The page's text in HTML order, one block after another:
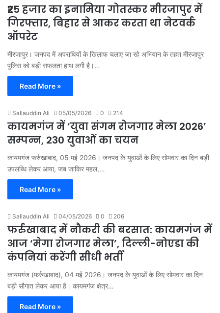
₹25 हजार का इनामिया गोतस्कर मीरजापुर में
गिरफ्तार, बिहार से आकर करता था नेटवर्क
ऑपरेट
मीरजापुर। जनपद में अपराधियों के खिलाफ चलाए जा रहे अभियान के तहत मीरजापुर
पुलिस को बड़ी सफलता हाथ लगी है।…
Read More »
Sallauddin Ali 05/05/2026 0 214
कायमगंज में ‘युवा संगम रोजगार मेला 2026’
सम्पन्न, 230 युवाओं का चयन
कायमगंज फर्रुखाबाद, 05 मई 2026। जनपद के युवाओं के लिए सोमवार का दिन बड़ी
उपलब्धि लेकर आया, जब जाकिर महल,…
Read More »
Sallauddin Ali 04/05/2026 0 206
फर्रुखाबाद में नौकरी की बरसात: कायमगंज में
आज ‘मेगा रोजगार मेला’, दिल्ली-नोएडा की
कंपनियां करेंगी सीधी भर्ती
कायमगंज (फर्रुखाबाद), 04 मई 2026। जनपद के युवाओं के लिए सोमवार का दिन
बड़ी सौगात लेकर आया है। कायमगंज क्षेत्र…
Read More »